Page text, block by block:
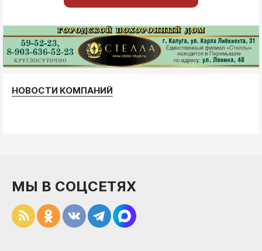
НОВОСТИ КОМПАНИЙ
МЫ В СОЦСЕТЯХ